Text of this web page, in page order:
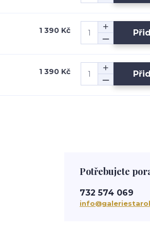
1 390 Kč
1 390 Kč
Potřebujete
732 574 069